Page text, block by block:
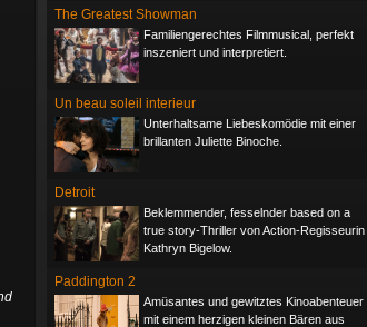
The Greatest Showman
Familiengerechtes Filmmusical, perfekt
inszeniert und interpretiert.
Un beau soleil interieur
Unterhaltsame Liebeskomödie mit einer
brillanten Juliette Binoche.
Detroit
Beklemmender, fesselnder based on a
true story-Thriller von Action-Regisseurin
Kathryn Bigelow.
Paddington 2
Amüsantes und gewitztes Kinoabenteuer
mit einem herzigen kleinen Bären aus